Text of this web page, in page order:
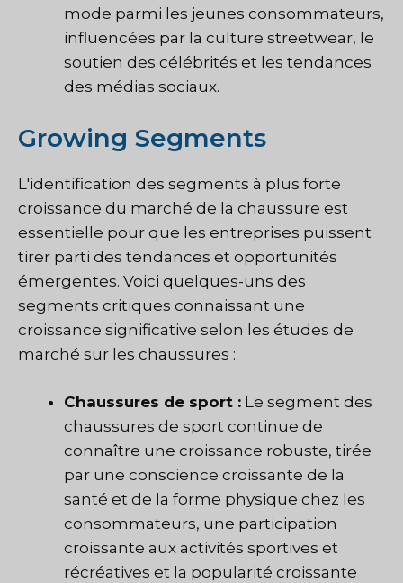
mode parmi les jeunes consommateurs,
influencées par la culture streetwear, le
soutien des célébrités et les tendances
des médias sociaux.
Growing Segments
L'identification des segments à plus forte
croissance du marché de la chaussure est
essentielle pour que les entreprises puissent
tirer parti des tendances et opportunités
émergentes. Voici quelques-uns des
segments critiques connaissant une
croissance significative selon les études de
marché sur les chaussures :
Chaussures de sport : Le segment des
chaussures de sport continue de
connaître une croissance robuste, tirée
par une conscience croissante de la
santé et de la forme physique chez les
consommateurs, une participation
croissante aux activités sportives et
récréatives et la popularité croissante